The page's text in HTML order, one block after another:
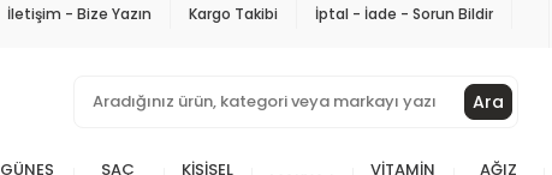
İletişim - Bize Yazın Kargo Takibi İptal - İade - Sorun Bildir
Ara
GÜNEŞ
SAÇ
KIŞISEL
VITAMIN
AĞIZ